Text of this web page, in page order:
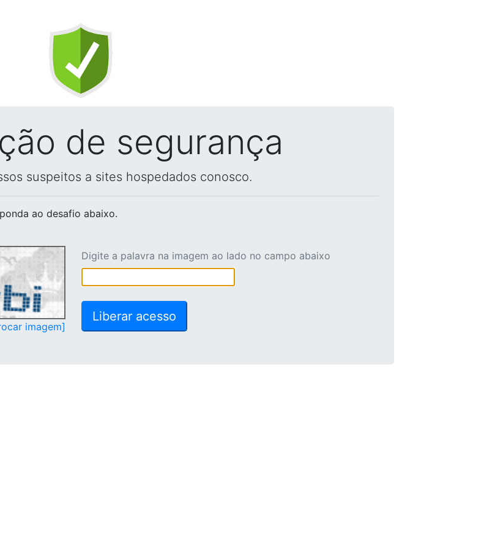
de segurança
suspeitos a sites hospedados conosco.
ao desafio abaixo.
imagem]
Digite a palavra na imagem ao lado no campo abaixo